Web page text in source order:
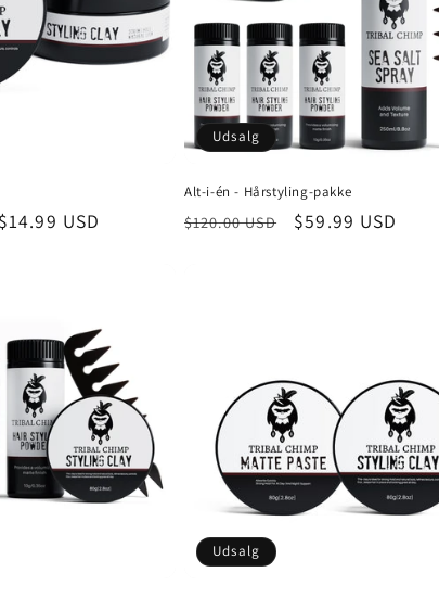
$14.99 USD
Udsalg
Alt-i-én - Hårstyling-pakke
Normalpris
$120.00 USD Udsalgspris
$59.99 USD
Udsalg